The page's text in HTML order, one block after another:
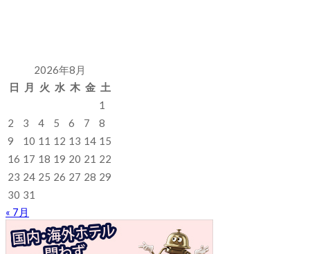
2026年8月
日
月 火 水 木 金 土
1
2
3 4 5 6 7
8
9
10 11 12 13 14 15
16 17 18 19 20 21 22
23 24 25 26 27 28 29
30 31
« 7月